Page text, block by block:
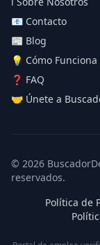
📧 Contacto
📰 Blog
💡 Cómo Funciona
❓ FAQ
🤝 Únete a
© 2026
reservados.
Política de